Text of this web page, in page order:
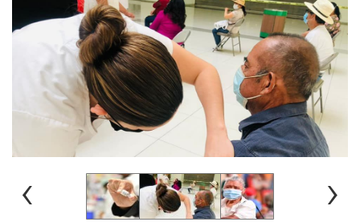
enfrentar los retos futuros.
‹ ›